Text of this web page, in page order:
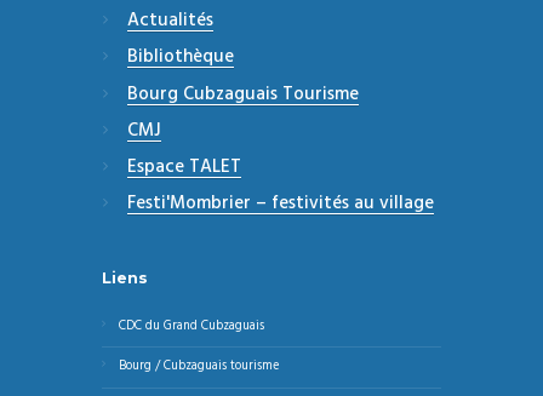
Actualités
Bibliothèque
Bourg Cubzaguais Tourisme
CMJ
Espace TALET
Festi'Mombrier – festivités au village
Liens
CDC du Grand Cubzaguais
Bourg / Cubzaguais tourisme